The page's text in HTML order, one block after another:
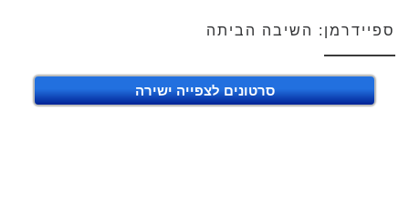
ספיידרמן: השיבה הביתה
סרטונים לצפייה ישירה